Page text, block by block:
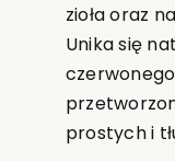
zioła oraz
Unika się
prostych i